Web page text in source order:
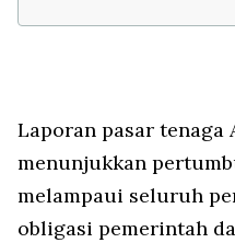
Laporan pasar tenaga
menunjukkan
melampaui seluruh
obligasi pemerintah